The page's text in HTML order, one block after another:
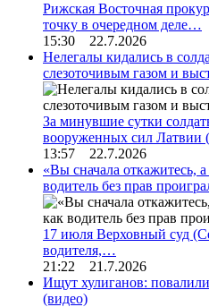
Рижская Восточная
точку в очередном деле…
15:30 22.7.2026
Нелегалы кидались в
слезоточивым газом и
За минувшие сутки
вооруженных сил
13:57 22.7.2026
«Вы сначала откажитесь,
водитель без прав
17 июля Верховный суд
водителя,…
21:22 21.7.2026
Ищут хулиганов:
(видео)